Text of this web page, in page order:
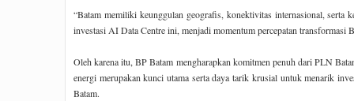
“Batam memiliki keunggulan geografis, konektivitas internasional, serta
investasi AI Data Centre ini, menjadi momentum percepatan
Oleh karena itu, BP Batam mengharapkan komitmen penuh dari PLN
energi merupakan kunci utama serta daya tarik krusial untuk menarik
Batam.